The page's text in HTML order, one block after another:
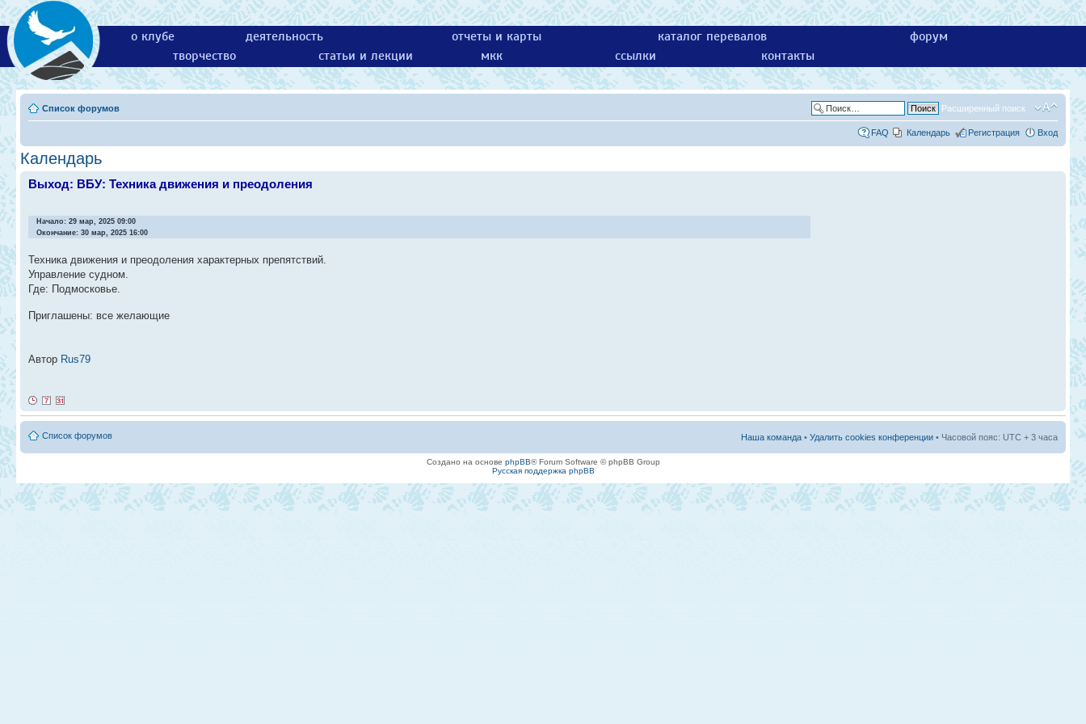
о клубе деятельность отчеты и карты каталог перевалов
форум
творчество
статьи и лекции мкк ссылки контакты
Список форумов Расширенный поиск
FAQ Календарь Регистрация Вход
Календарь
Выход: ВБУ: Техника движения и преодоления
Начало: 29 мар, 2025 09:00
Окончание: 30 мар, 2025 16:00
Техника движения и преодоления характерных препятствий.
Управление судном.
Где: Подмосковье.
Приглашены: все желающие
Автор Rus79
Список форумов Наша команда • Удалить cookies конференции • Часовой пояс: UTC + 3 часа
Создано на основе phpBB® Forum Software © phpBB Group
Русская поддержка phpBB